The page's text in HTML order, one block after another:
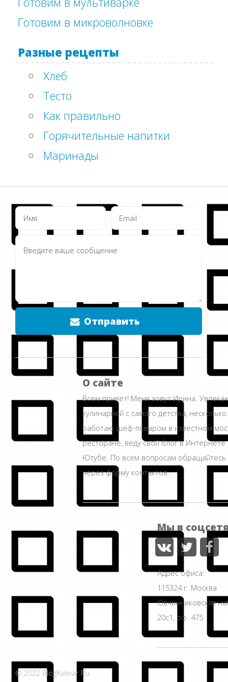
Готовим в микроволновке
Разные рецепты
Хлеб
Тесто
Как правильно
Горячительные напитки
Маринады
Отправить
О сайте
Всем привет! Меня зовут Ирина.
кулинарией с самого детства,
работаю шеф-поваром в известном
ресторане, веду свой блог в Интернете
Ютубе. По всем вопросам
через форму контактов.
Мы в
Адрес офиса:
115324 г. Москва
Овчинниковская
20с1, оф. 475
© 2022 BlogKulinar.Ru